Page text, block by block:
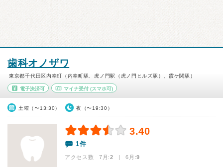
歯科オノザワ
東京都千代田区内幸町（内幸町駅、虎ノ門駅（虎ノ門ヒルズ駅）、霞ケ関駅）
電子決済可 マイナ受付(スマホ可)
土曜（〜13:30） 夜（〜19:30）
3.40
1件
アクセス数 7月:2 | 6月:9